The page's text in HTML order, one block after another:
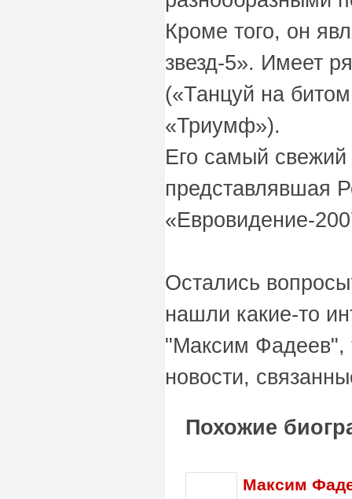
Кроме того, он
звезд-5». Имеет
(«Танцуй на
«Триумф»).
Его самый
представлявшая
«Евровидение-
Остались
нашли какие-то
"Максим Фадеев",
новости,
Похожие
Максим